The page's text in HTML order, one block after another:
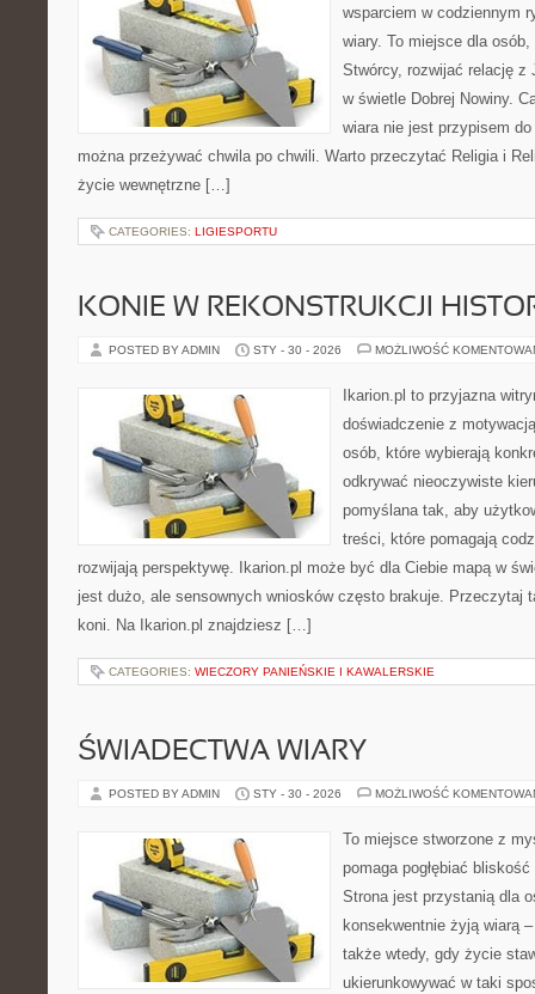
wsparciem w codziennym
wiary. To miejsce dla
Stwórcy, rozwijać relację
w świetle Dobrej Nowiny.
wiara nie jest przypisem
można przeżywać chwila po chwili. Warto przeczytać Religia i
życie wewnętrzne […]
CATEGORIES: LIGIESPORTU
KONIE W REKONSTRUKCJI
POSTED BY ADMIN STY - 30 - 2026 MOŻLIWOŚĆ
Ikarion.pl to przyjazna
doświadczenie z
osób, które wybierają
odkrywać nieoczywiste
pomyślana tak, aby
treści, które pomagają
rozwijają perspektywę. Ikarion.pl może być dla Ciebie mapą w
jest dużo, ale sensownych wniosków często brakuje. Przeczytaj
koni. Na Ikarion.pl znajdziesz […]
CATEGORIES: WIECZORY PANIEŃSKIE I KAWALERSKIE
ŚWIADECTWA WIARY
POSTED BY ADMIN STY - 30 - 2026 MOŻLIWOŚĆ
To miejsce stworzone z
pomaga pogłębiać
Strona jest przystanią dla
konsekwentnie żyją wiarą
także wtedy, gdy życie
ukierunkowywać w taki